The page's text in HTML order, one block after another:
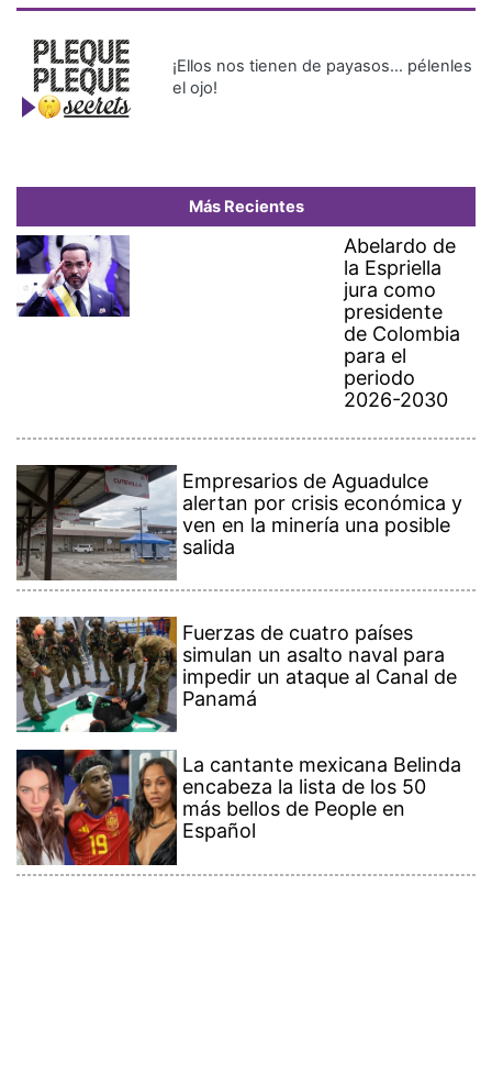
¡Ellos nos tienen de payasos… pélenles
el ojo!
Más Recientes
Abelardo de
la Espriella
jura como
presidente
de Colombia
para el
periodo
2026-2030
Empresarios de Aguadulce
alertan por crisis económica y
ven en la minería una posible
salida
Fuerzas de cuatro países
simulan un asalto naval para
impedir un ataque al Canal de
Panamá
La cantante mexicana Belinda
encabeza la lista de los 50
más bellos de People en
Español